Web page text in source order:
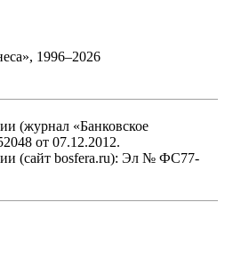
1996–2026
(журнал «Банковское
от 07.12.2012.
(сайт bosfera.ru): Эл № ФС77-